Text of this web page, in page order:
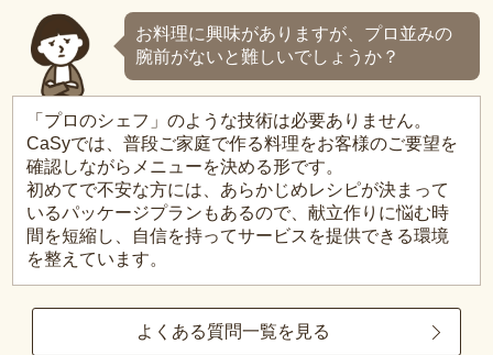
お料理に興味がありますが、プロ並みの
腕前がないと難しいでしょうか？
「プロのシェフ」のような技術は必要ありません。
CaSyでは、普段ご家庭で作る料理をお客様のご要望を
確認しながらメニューを決める形です。
初めてで不安な方には、あらかじめレシピが決まって
いるパッケージプランもあるので、献立作りに悩む時
間を短縮し、自信を持ってサービスを提供できる環境
を整えています。
よくある質問一覧を見る